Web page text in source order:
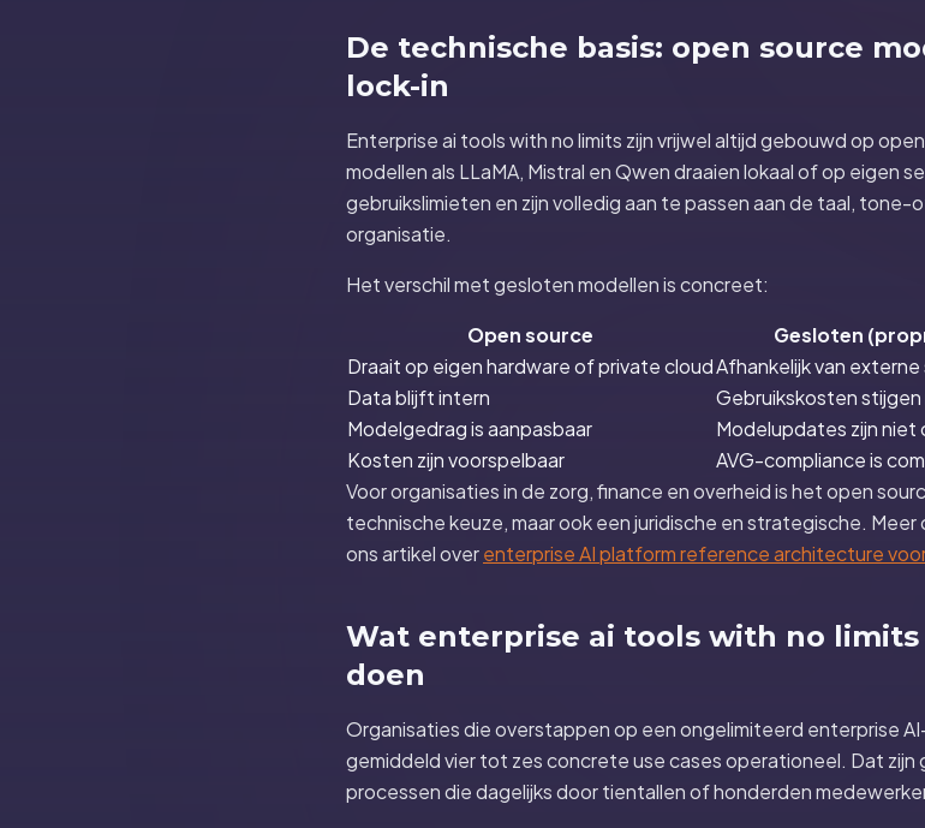
De technische basis: open source
lock-in
Enterprise ai tools with no limits zijn vrijwel altijd gebouwd op
modellen als LLaMA, Mistral en Qwen draaien lokaal of op eigen
gebruikslimieten en zijn volledig aan te passen aan de taal, tone-
organisatie.
Het verschil met gesloten modellen is concreet:
Open source
Gesloten
Draait op eigen hardware of private cloudAfhankelijk van externe
Data blijft intern
Gebruikskosten stijgen
Modelgedrag is aanpasbaar
Modelupdates zijn
Kosten zijn voorspelbaar
AVG-compliance is
Voor organisaties in de zorg, finance en overheid is het open
technische keuze, maar ook een juridische en strategische. Meer
ons artikel overenterprise AI platform reference architecture
Wat enterprise ai tools with no
doen
Organisaties die overstappen op een ongelimiteerd enterprise
gemiddeld vier tot zes concrete use cases operationeel. Dat
processen die dagelijks door tientallen of honderden